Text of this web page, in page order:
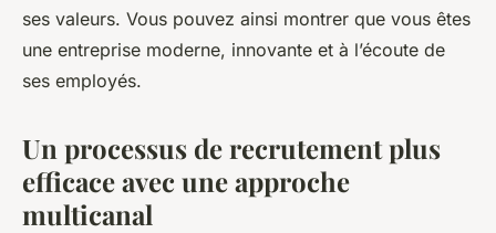
ses valeurs. Vous pouvez ainsi montrer que vous êtes
une entreprise moderne, innovante et à l’écoute de
ses employés.
Un processus de recrutement plus
efficace avec une approche
multicanal